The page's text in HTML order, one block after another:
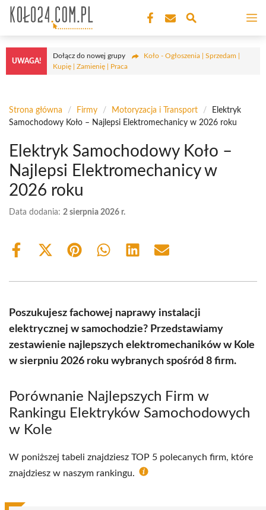
Przejdź
treści
UWAGA!
Dołącz do nowej grupy
Koło - Ogłoszenia | Sprzedam |
Kupię | Zamienię | Praca
Strona główna / Firmy / Motoryzacja i Transport /
Elektryk
Samochodowy Koło – Najlepsi Elektromechanicy w 2026 roku
Elektryk Samochodowy Koło –
Najlepsi Elektromechanicy w
2026 roku
Data dodania: 2 sierpnia 2026 r.
Share
Share
(Twitter)
Share Share Share Share
Poszukujesz fachowej naprawy instalacji
elektrycznej w samochodzie? Przedstawiamy
zestawienie najlepszych elektromechaników w Kole
w sierpniu 2026 roku wybranych spośród 8 firm.
Porównanie Najlepszych Firm w
Rankingu Elektryków Samochodowych
w Kole
W poniższej tabeli znajdziesz TOP 5 polecanych firm, które
znajdziesz w naszym rankingu.